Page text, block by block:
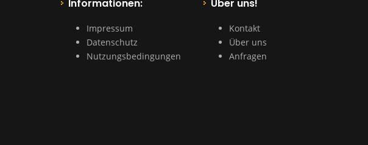
Informationen:
Impressum
Datenschutz
Nutzungsbedingungen
Über uns!
Kontakt
Über uns
Anfragen